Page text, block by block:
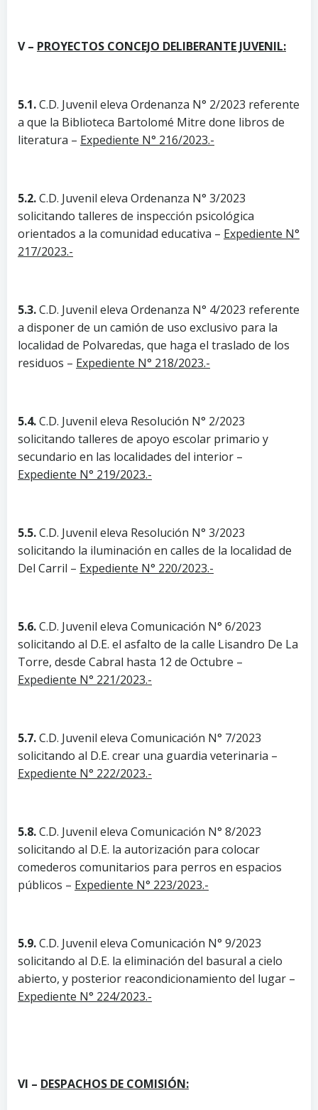
V – PROYECTOS CONCEJO DELIBERANTE JUVENIL:
5.1.C.D. Juvenil eleva Ordenanza N° 2/2023 referente
a que la Biblioteca Bartolomé Mitre done libros de
literatura – Expediente N° 216/2023.-
5.2.C.D. Juvenil eleva Ordenanza N° 3/2023
solicitando talleres de inspección psicológica
orientados a la comunidad educativa – Expediente N°
217/2023.-
5.3.C.D. Juvenil eleva Ordenanza N° 4/2023 referente
a disponer de un camión de uso exclusivo para la
localidad de Polvaredas, que haga el traslado de los
residuos – Expediente N° 218/2023.-
5.4.C.D. Juvenil eleva Resolución N° 2/2023
solicitando talleres de apoyo escolar primario y
secundario en las localidades del interior –
Expediente N° 219/2023.-
5.5.C.D. Juvenil eleva Resolución N° 3/2023
solicitando la iluminación en calles de la localidad de
Del Carril – Expediente N° 220/2023.-
5.6.C.D. Juvenil eleva Comunicación N° 6/2023
solicitando al D.E. el asfalto de la calle Lisandro De La
Torre, desde Cabral hasta 12 de Octubre –
Expediente N° 221/2023.-
5.7.C.D. Juvenil eleva Comunicación N° 7/2023
solicitando al D.E. crear una guardia veterinaria –
Expediente N° 222/2023.-
5.8.C.D. Juvenil eleva Comunicación N° 8/2023
solicitando al D.E. la autorización para colocar
comederos comunitarios para perros en espacios
públicos – Expediente N° 223/2023.-
5.9.C.D. Juvenil eleva Comunicación N° 9/2023
solicitando al D.E. la eliminación del basural a cielo
abierto, y posterior reacondicionamiento del lugar –
Expediente N° 224/2023.-
VI – DESPACHOS DE COMISIÓN: